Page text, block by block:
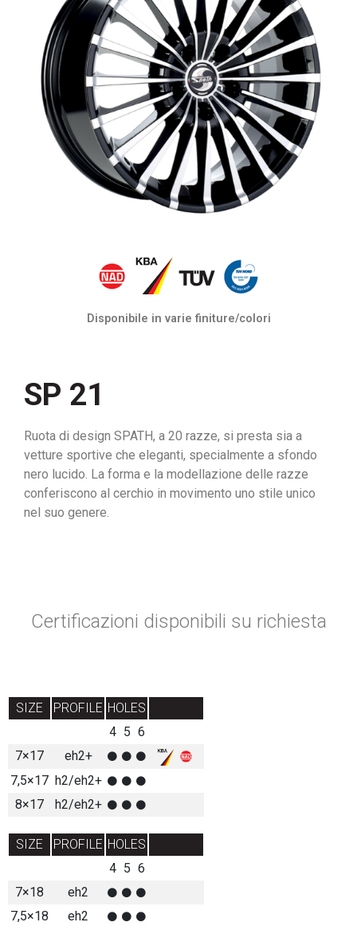
Disponibile in varie finiture/colori
SP 21
Ruota di design SPATH, a 20 razze, si presta sia a
vetture sportive che eleganti, specialmente a sfondo
nero lucido. La forma e la modellazione delle razze
conferiscono al cerchio in movimento uno stile unico
nel suo genere.
Certificazioni disponibili su richiesta
SIZE PROFILE HOLES
4 5 6
7×17
eh2+
7,5×17 h2/eh2+
8×17
h2/eh2+
SIZE PROFILE HOLES
4 5 6
7×18
eh2
7,5×18
eh2